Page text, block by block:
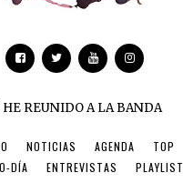
REUNIDO A LA BANDA
NOTICIAS AGENDA
TOP
DÍA
ENTREVISTAS
PLAYLIST